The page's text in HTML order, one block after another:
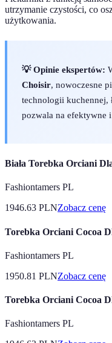
utrzymanie czystości, co
użytkowania.
💡 Opinie ekspertów:
Choisir, nowoczesne
technologii kuchennej,
pozwala na efektywne
Biała Torebka Orciani
Fashiontamers PL
1946.63 PLNZobacz cenę
Torebka Orciani Cocoa
Fashiontamers PL
1950.81 PLNZobacz cenę
Torebka Orciani Cocoa
Fashiontamers PL